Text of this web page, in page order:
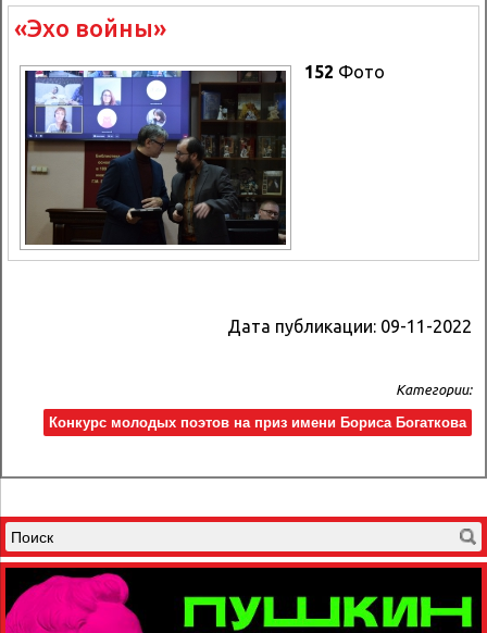
«Эхо войны»
152 Фото
Дата публикации: 09-11-2022
Категории:
Конкурс молодых поэтов на приз имени Бориса Богаткова